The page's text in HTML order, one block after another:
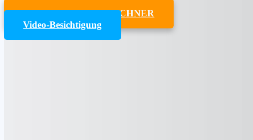
UMZUGSKOSTENRECHNER
Video-Besichtigung